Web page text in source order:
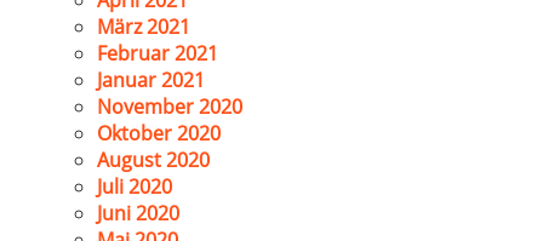
März 2021
Februar 2021
Januar 2021
November 2020
Oktober 2020
August 2020
Juli 2020
Juni 2020